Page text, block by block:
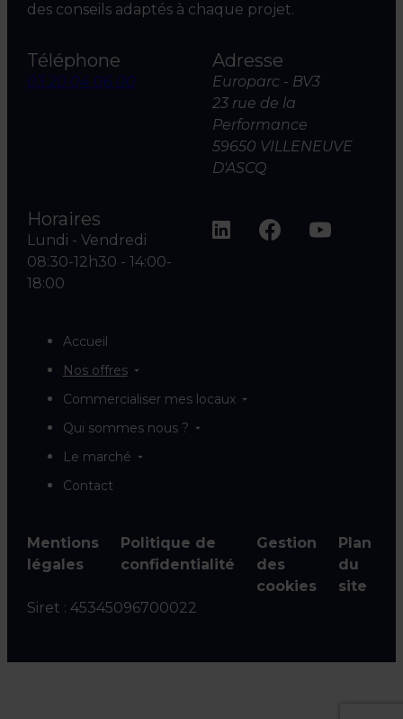
des conseils adaptés à chaque projet.
Téléphone
03 20 04 06 00
Adresse
Europarc - BV3
23 rue de la
Performance
59650 VILLENEUVE
D'ASCQ
Horaires
Lundi - Vendredi
08:30-12h30 - 14:00-
18:00
Accueil
Nos offres
Commercialiser mes locaux
Qui sommes nous ?
Le marché
Contact
Mentions
légales
Politique de
confidentialité
Gestion
des
cookies
Plan
du
site
Siret : 45345096700022